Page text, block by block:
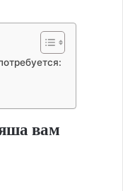
вам